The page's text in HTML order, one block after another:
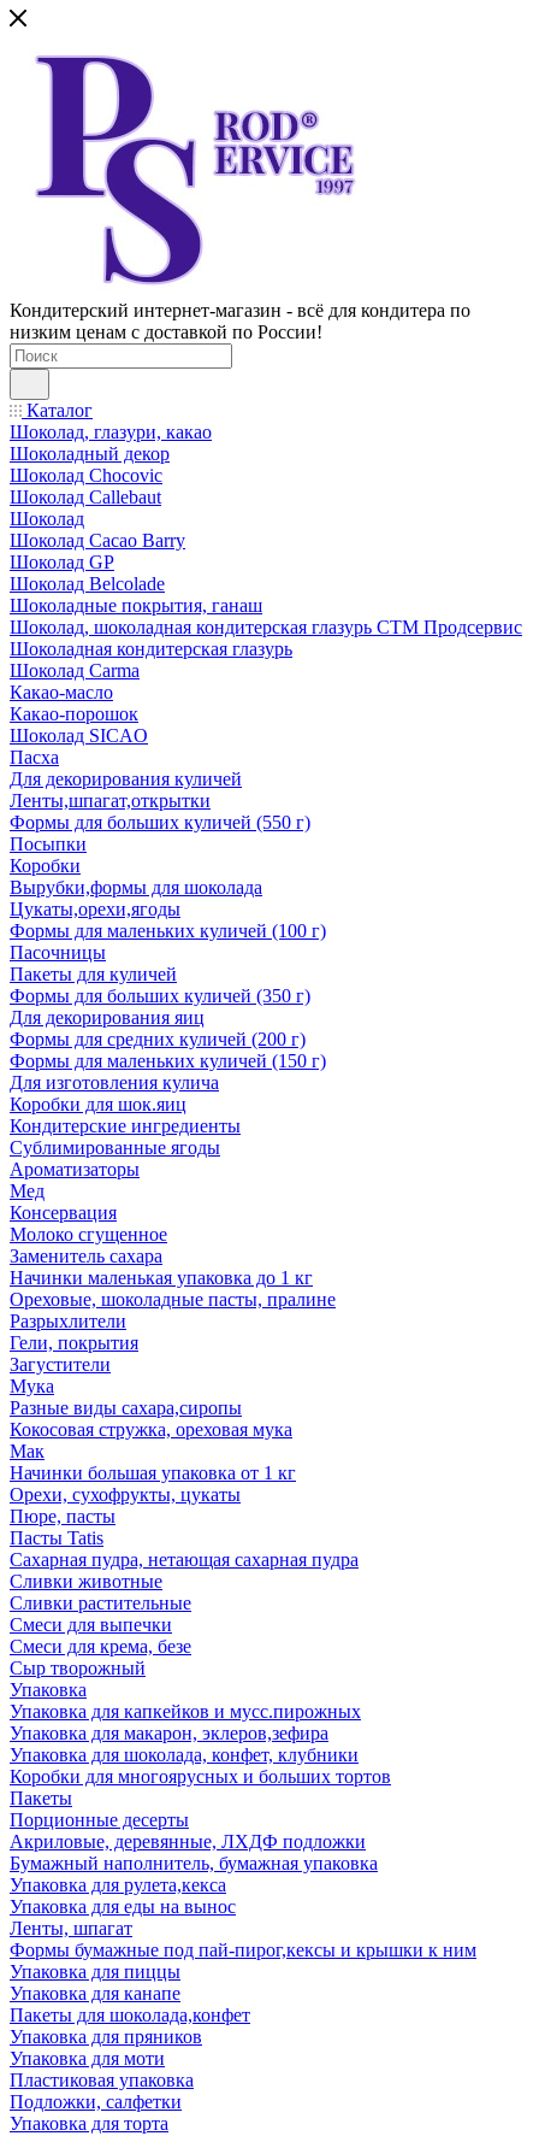
Кондитерский интернет-магазин - всё для кондитера по
низким ценам с доставкой по России!
Каталог
Шоколад, глазури, какао
Шоколадный декор
Шоколад Chocovic
Шоколад Callebaut
Шоколад
Шоколад Cacao Barry
Шоколад GP
Шоколад Belcolade
Шоколадные покрытия, ганаш
Шоколад, шоколадная кондитерская глазурь СТМ Продсервис
Шоколадная кондитерская глазурь
Шоколад Carma
Какао-масло
Какао-порошок
Шоколад SICAO
Пасха
Для декорирования куличей
Ленты,шпагат,открытки
Формы для больших куличей (550 г)
Посыпки
Коробки
Вырубки,формы для шоколада
Цукаты,орехи,ягоды
Формы для маленьких куличей (100 г)
Пасочницы
Пакеты для куличей
Формы для больших куличей (350 г)
Для декорирования яиц
Формы для средних куличей (200 г)
Формы для маленьких куличей (150 г)
Для изготовления кулича
Коробки для шок.яиц
Кондитерские ингредиенты
Сублимированные ягоды
Ароматизаторы
Мед
Консервация
Молоко сгущенное
Заменитель сахара
Начинки маленькая упаковка до 1 кг
Ореховые, шоколадные пасты, пралине
Разрыхлители
Гели, покрытия
Загустители
Мука
Разные виды сахара,сиропы
Кокосовая стружка, ореховая мука
Мак
Начинки большая упаковка от 1 кг
Орехи, сухофрукты, цукаты
Пюре, пасты
Пасты Tatis
Сахарная пудра, нетающая сахарная пудра
Сливки животные
Сливки растительные
Смеси для выпечки
Смеси для крема, безе
Сыр творожный
Упаковка
Упаковка для капкейков и мусс.пирожных
Упаковка для макарон, эклеров,зефира
Упаковка для шоколада, конфет, клубники
Коробки для многоярусных и больших тортов
Пакеты
Порционные десерты
Акриловые, деревянные, ЛХДФ подложки
Бумажный наполнитель, бумажная упаковка
Упаковка для рулета,кекса
Упаковка для еды на вынос
Ленты, шпагат
Формы бумажные под пай-пирог,кексы и крышки к ним
Упаковка для пиццы
Упаковка для канапе
Пакеты для шоколада,конфет
Упаковка для пряников
Упаковка для моти
Пластиковая упаковка
Подложки, салфетки
Упаковка для торта